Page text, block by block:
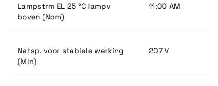
Lampstrm EL 25 °C lampv
boven (Nom)
11:00 AM
Netsp. voor stabiele werking
(Min)
207 V